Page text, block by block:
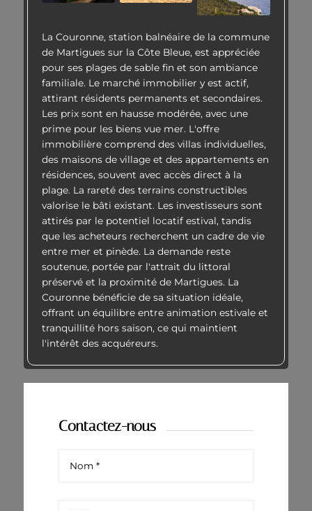
La Couronne, station balnéaire de la commune
de Martigues sur la Côte Bleue, est appréciée
pour ses plages de sable fin et son ambiance
familiale. Le marché immobilier y est actif,
attirant résidents permanents et secondaires.
Les prix sont en hausse modérée, avec une
prime pour les biens vue mer. L'offre
immobilière comprend des villas individuelles,
des maisons de village et des appartements en
résidences, souvent avec accès direct à la
plage. La rareté des terrains constructibles
valorise le bâti existant. Les investisseurs sont
attirés par le potentiel locatif estival, tandis
que les acheteurs recherchent un cadre de vie
entre mer et pinède. La demande reste
soutenue, portée par l'attrait du littoral
préservé et la proximité de Martigues. La
Couronne bénéficie de sa situation idéale,
offrant un équilibre entre animation estivale et
tranquillité hors saison, ce qui maintient
l'intérêt des acquéreurs.
Contactez-nous